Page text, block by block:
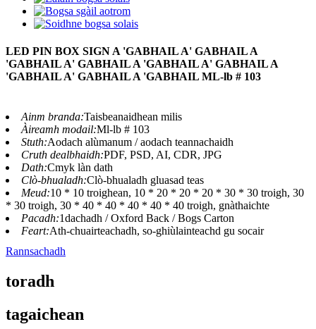
LED PIN BOX SIGN A 'GABHAIL A' GABHAIL A
'GABHAIL A' GABHAIL A 'GABHAIL A' GABHAIL A
'GABHAIL A' GABHAIL A 'GABHAIL ML-lb # 103
Ainm branda:Taisbeanaidhean milis
Àireamh modail:Ml-lb # 103
Stuth:Aodach alùmanum / aodach teannachaidh
Cruth dealbhaidh:PDF, PSD, AI, CDR, JPG
Dath:Cmyk làn dath
Clò-bhualadh:Clò-bhualadh gluasad teas
Meud:10 * 10 troighean, 10 * 20 * 20 * 20 * 30 * 30 troigh, 30
* 30 troigh, 30 * 40 * 40 * 40 * 40 * 40 troigh, gnàthaichte
Pacadh:1dachadh / Oxford Back / Bogs Carton
Feart:Ath-chuairteachadh, so-ghiùlainteachd gu socair
Rannsachadh
toradh
tagaichean